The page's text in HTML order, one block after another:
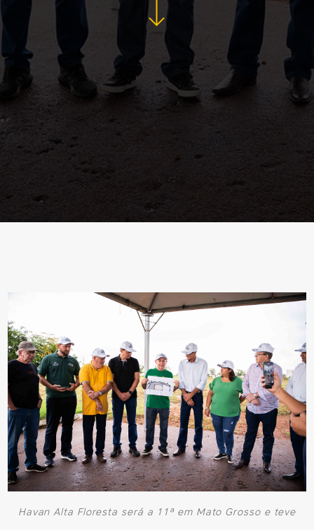
Havan Alta Floresta será a 11ª em Mato Grosso e teve